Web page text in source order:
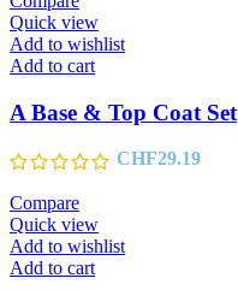
Quick view
Add to wishlist
Add to cart
A Base & Top Coat Set
CHF29.19
Compare
Quick view
Add to wishlist
Add to cart